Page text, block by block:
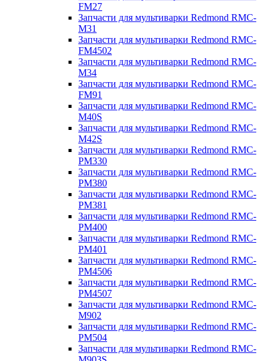
FM27
Запчасти для мультиварки Redmond RMC-
M31
Запчасти для мультиварки Redmond RMC-
FM4502
Запчасти для мультиварки Redmond RMC-
M34
Запчасти для мультиварки Redmond RMC-
FM91
Запчасти для мультиварки Redmond RMC-
M40S
Запчасти для мультиварки Redmond RMC-
M42S
Запчасти для мультиварки Redmond RMC-
PM330
Запчасти для мультиварки Redmond RMC-
PM380
Запчасти для мультиварки Redmond RMC-
PM381
Запчасти для мультиварки Redmond RMC-
PM400
Запчасти для мультиварки Redmond RMC-
PM401
Запчасти для мультиварки Redmond RMC-
PM4506
Запчасти для мультиварки Redmond RMC-
PM4507
Запчасти для мультиварки Redmond RMC-
M902
Запчасти для мультиварки Redmond RMC-
PM504
Запчасти для мультиварки Redmond RMC-